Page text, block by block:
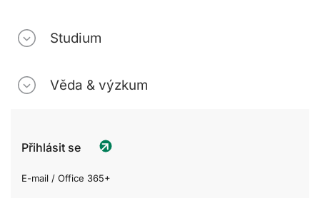
Studium
Věda & výzkum
Přihlásit se
E-mail / Office 365+